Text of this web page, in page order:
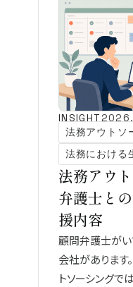
INSIGHT
法務アウトソ
法務における
法務アウ
弁護士と
援内容
顧問弁護士が
会社があります
トソーシングで